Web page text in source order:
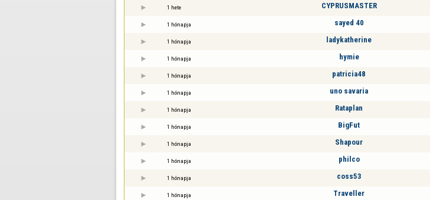
1 hete CYPRUSMASTER
1 hónapja sayed 40
1 hónapja ladykatherine
1 hónapja hymie
1 hónapja patricia48
1 hónapja uno savaria
1 hónapja Rataplan
1 hónapja BigFut
1 hónapja Shapour
1 hónapja philco
1 hónapja coss53
1 hónapja Traveller